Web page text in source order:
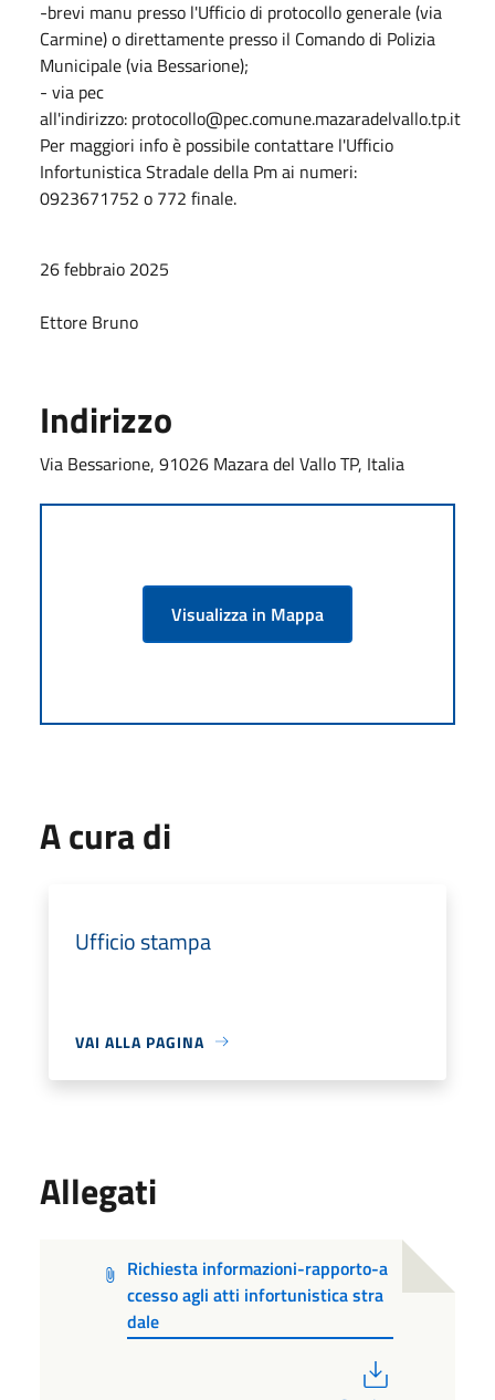
-brevi manu presso l'Ufficio di protocollo generale (via
Carmine) o direttamente presso il Comando di Polizia
Municipale (via Bessarione);
- via pec
all'indirizzo: protocollo@pec.comune.mazaradelvallo.tp.it
Per maggiori info è possibile contattare l'Ufficio
Infortunistica Stradale della Pm ai numeri:
0923671752 o 772 finale.
26 febbraio 2025
Ettore Bruno
Indirizzo
Via Bessarione, 91026 Mazara del Vallo TP, Italia
Visualizza in Mappa
A cura di
Ufficio stampa
VAI ALLA PAGINA
Allegati
Richiesta informazioni-rapporto-a
ccesso agli atti infortunistica stra
dale